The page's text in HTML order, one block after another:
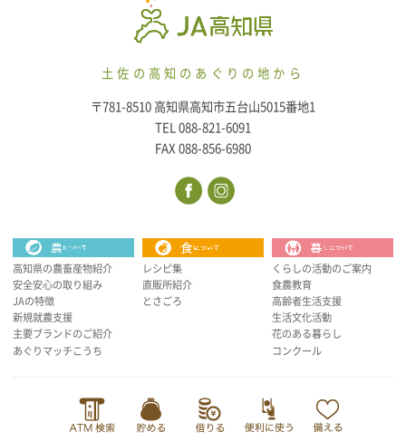
土佐の高知のあぐりの地から
〒781-8510 高知県高知市五台山5015番地1
TEL 088-821-6091
FAX 088-856-6980
高知県の農畜産物紹介
安全安心の取り組み
JAの特徴
新規就農支援
主要ブランドのご紹介
あぐりマッチこうち
レシピ集
直販所紹介
とさごろ
くらしの活動のご案内
食農教育
高齢者生活支援
生活文化活動
花のある暮らし
コンクール